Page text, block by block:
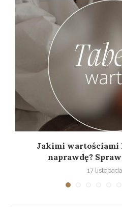
Jakimi wartościami
naprawdę?
17